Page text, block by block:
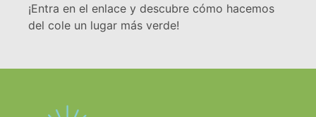
¡Entra en el enlace y descubre cómo hacemos
del cole un lugar más verde!